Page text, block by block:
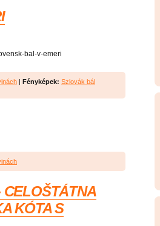
bal-v-emeri
| Fényképek: Szlovák bál
CELOŠTÁTNA
KÓTA S